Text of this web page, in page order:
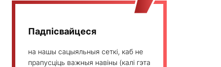
Падпісвайцеся
на нашы сацыяльныя сеткі, каб не
прапусціць важныя навіны (калі гэта